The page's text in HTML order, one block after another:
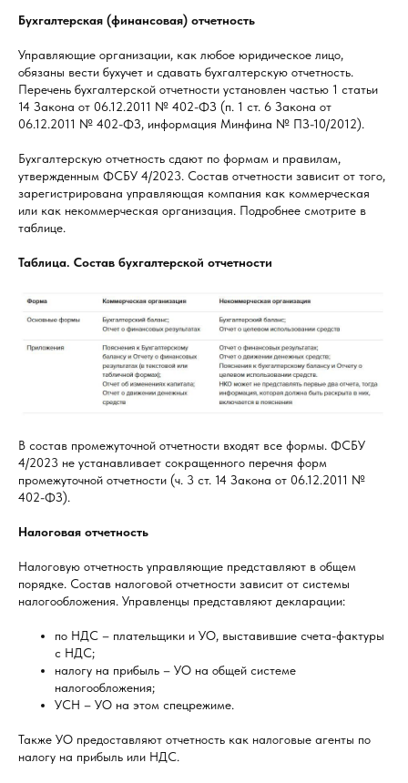
Бухгалтерская (финансовая) отчетность
Управляющие организации, как любое юридическое лицо,
обязаны вести бухучет и сдавать бухгалтерскую отчетность.
Перечень бухгалтерской отчетности установлен частью 1 статьи
14 Закона от 06.12.2011 № 402-ФЗ (п. 1 ст. 6 Закона от
06.12.2011 № 402-ФЗ, информация Минфина № ПЗ-10/2012).
Бухгалтерскую отчетность сдают по формам и правилам,
утвержденным ФСБУ 4/2023. Состав отчетности зависит от того,
зарегистрирована управляющая компания как коммерческая
или как некоммерческая организация. Подробнее смотрите в
таблице.
Таблица. Состав бухгалтерской отчетности
В состав промежуточной отчетности входят все формы. ФСБУ
4/2023 не устанавливает сокращенного перечня форм
промежуточной отчетности (ч. 3 ст. 14 Закона от 06.12.2011 №
402-ФЗ).
Налоговая отчетность
Налоговую отчетность управляющие представляют в общем
порядке. Состав налоговой отчетности зависит от системы
налогообложения. Управленцы представляют декларации:
по НДС – плательщики и УО, выставившие счета-фактуры
с НДС;
налогу на прибыль – УО на общей системе
налогообложения;
УСН – УО на этом спецрежиме.
Также УО предоставляют отчетность как налоговые агенты по
налогу на прибыль или НДС.